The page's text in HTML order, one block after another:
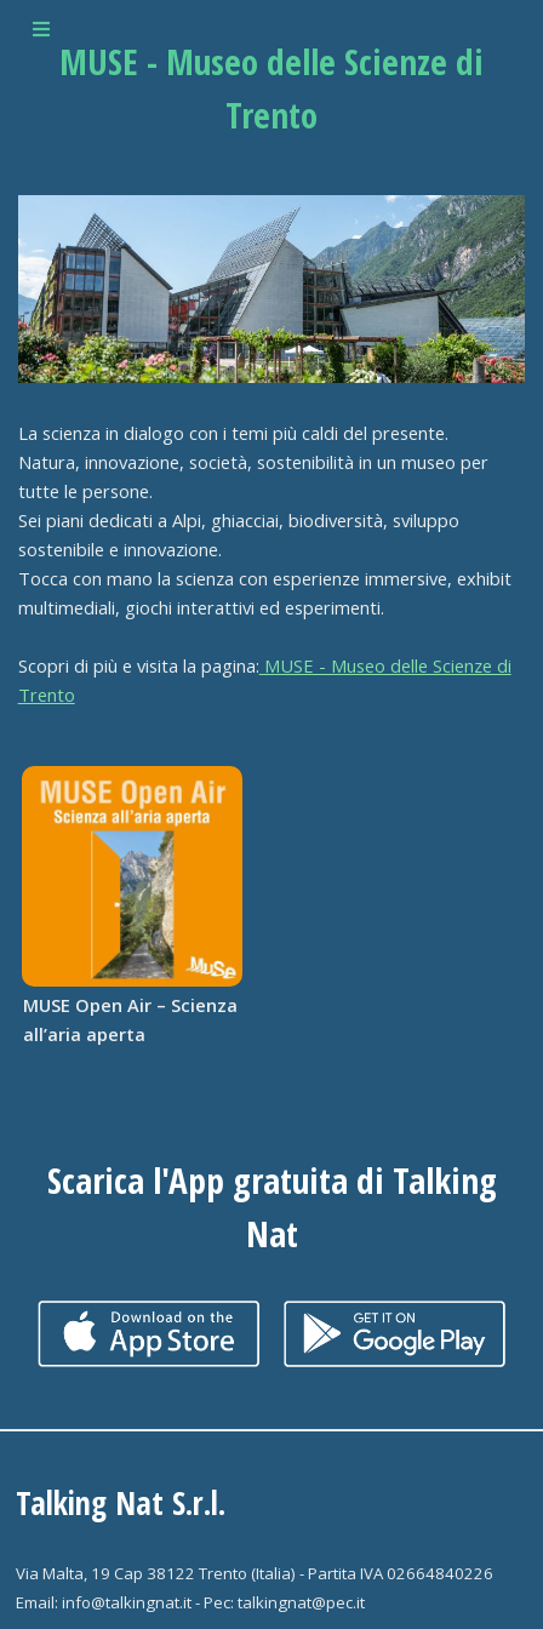
MUSE - Museo delle Scienze di
Trento
La scienza in dialogo con i temi più caldi del presente.
Natura, innovazione, società, sostenibilità in un museo per
tutte le persone.
Sei piani dedicati a Alpi, ghiacciai, biodiversità, sviluppo
sostenibile e innovazione.
Tocca con mano la scienza con esperienze immersive, exhibit
multimediali, giochi interattivi ed esperimenti.
Scopri di più e visita la pagina: MUSE - Museo delle Scienze di
Trento
MUSE Open Air – Scienza
all’aria aperta
Scarica l'App gratuita di Talking
Nat
Talking Nat S.r.l.
Via Malta, 19 Cap 38122 Trento (Italia) - Partita IVA 02664840226
Email: info@talkingnat.it - Pec: talkingnat@pec.it